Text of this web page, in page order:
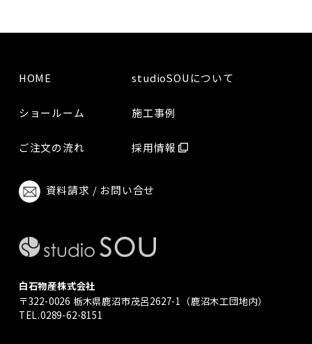
HOME studioSOUについて
ショールーム 施工事例
ご注文の流れ 採用情報
資料請求 / お問い合せ
白石物産株式会社
〒322-0026 栃木県鹿沼市茂呂2627-1（鹿沼木工団地内）
TEL.0289-62-8151